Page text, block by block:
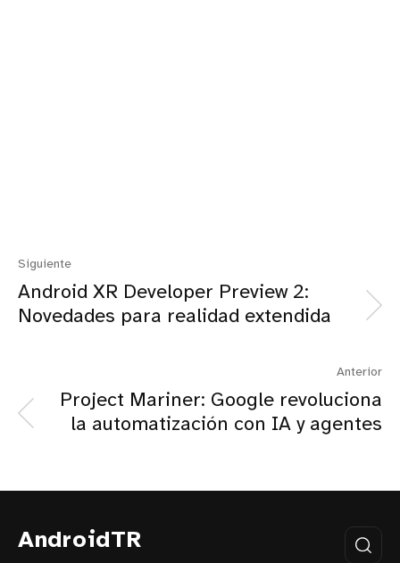
Siguiente
Android XR Developer Preview 2:
Novedades para realidad extendida
Anterior
Project Mariner: Google revoluciona
la automatización con IA y agentes
AndroidTR